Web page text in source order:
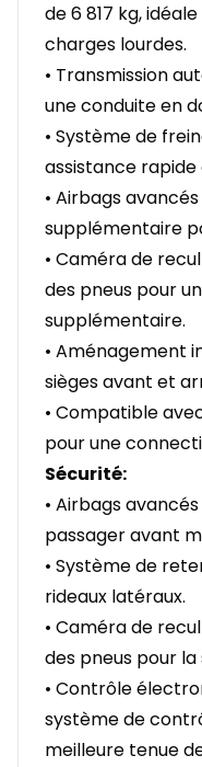
de 6 817 kg,
charges lourdes.
• Transmission
une conduite en
• Système de
assistance rapide
• Airbags
supplémentaire
• Caméra de
des pneus pour
supplémentaire.
• Aménagement
sièges avant et
• Compatible
pour une
Sécurité:
• Airbags
passager avant
• Système de
rideaux latéraux.
• Caméra de
des pneus pour la
• Contrôle
système de
meilleure tenue